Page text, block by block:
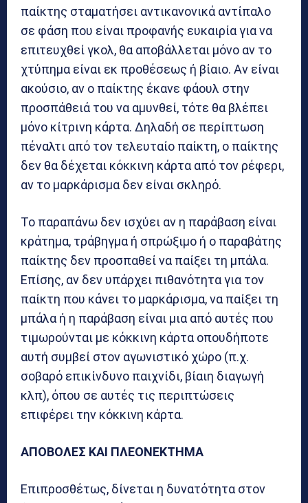
παίκτης σταματήσει αντικανονικά αντίπαλο
σε φάση που είναι προφανής ευκαιρία για να
επιτευχθεί γκολ, θα αποβάλλεται μόνο αν το
χτύπημα είναι εκ προθέσεως ή βίαιο. Αν είναι
ακούσιο, αν ο παίκτης έκανε φάουλ στην
προσπάθειά του να αμυνθεί, τότε θα βλέπει
μόνο κίτρινη κάρτα. Δηλαδή σε περίπτωση
πέναλτι από τον τελευταίο παίκτη, ο παίκτης
δεν θα δέχεται κόκκινη κάρτα από τον ρέφερι,
αν το μαρκάρισμα δεν είναι σκληρό.
Το παραπάνω δεν ισχύει αν η παράβαση είναι
κράτημα, τράβηγμα ή σπρώξιμο ή ο παραβάτης
παίκτης δεν προσπαθεί να παίξει τη μπάλα.
Επίσης, αν δεν υπάρχει πιθανότητα για τον
παίκτη που κάνει το μαρκάρισμα, να παίξει τη
μπάλα ή η παράβαση είναι μια από αυτές που
τιμωρούνται με κόκκινη κάρτα οπουδήποτε
αυτή συμβεί στον αγωνιστικό χώρο (π.χ.
σοβαρό επικίνδυνο παιχνίδι, βίαιη διαγωγή
κλπ), όπου σε αυτές τις περιπτώσεις
επιφέρει την κόκκινη κάρτα.
ΑΠΟΒΟΛΕΣ ΚΑΙ ΠΛΕΟΝΕΚΤΗΜΑ
Επιπροσθέτως, δίνεται η δυνατότητα στον